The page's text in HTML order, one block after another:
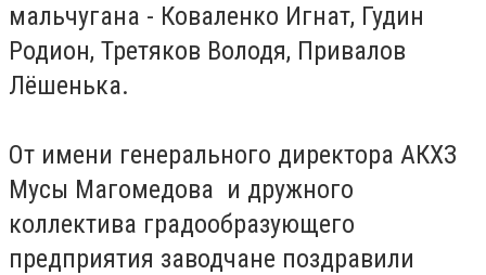
мальчугана - Коваленко Игнат, Гудин
Родион, Третяков Володя, Привалов
Лёшенька.
От имени генерального директора АКХЗ
Мусы Магомедова и дружного
коллектива градообразующего
предприятия заводчане поздравили